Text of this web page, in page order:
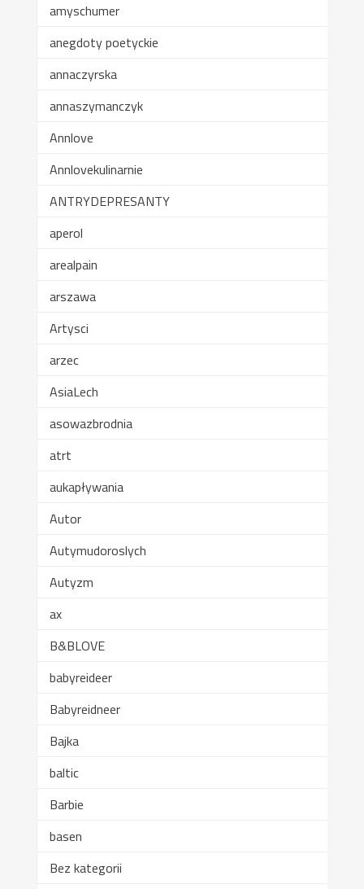
amyschumer
anegdoty poetyckie
annaczyrska
annaszymanczyk
Annlove
Annlovekulinarnie
ANTRYDEPRESANTY
aperol
arealpain
arszawa
Artysci
arzec
AsiaLech
asowazbrodnia
atrt
aukapływania
Autor
Autymudoroslych
Autyzm
ax
B&BLOVE
babyreideer
Babyreidneer
Bajka
baltic
Barbie
basen
Bez kategorii